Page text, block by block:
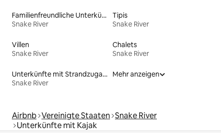
Familienfreundliche Unterkünfte
Snake River
Tipis
Snake River
Villen
Snake River
Chalets
Snake River
Unterkünfte mit Strandzugang
Snake River
Mehr anzeigen
Airbnb Vereinigte Staaten Snake River
Unterkünfte mit Kajak